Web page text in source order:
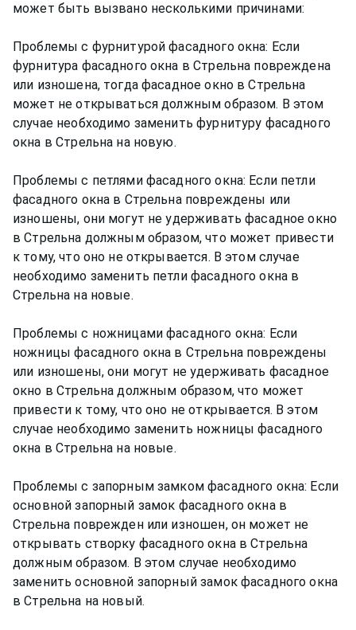
может быть вызвано несколькими причинами:
Проблемы с фурнитурой фасадного окна: Если
фурнитура фасадного окна в Стрельна повреждена
или изношена, тогда фасадное окно в Стрельна
может не открываться должным образом. В этом
случае необходимо заменить фурнитуру фасадного
окна в Стрельна на новую.
Проблемы с петлями фасадного окна: Если петли
фасадного окна в Стрельна повреждены или
изношены, они могут не удерживать фасадное окно
в Стрельна должным образом, что может привести
к тому, что оно не открывается. В этом случае
необходимо заменить петли фасадного окна в
Стрельна на новые.
Проблемы с ножницами фасадного окна: Если
ножницы фасадного окна в Стрельна повреждены
или изношены, они могут не удерживать фасадное
окно в Стрельна должным образом, что может
привести к тому, что оно не открывается. В этом
случае необходимо заменить ножницы фасадного
окна в Стрельна на новые.
Проблемы с запорным замком фасадного окна: Если
основной запорный замок фасадного окна в
Стрельна поврежден или изношен, он может не
открывать створку фасадного окна в Стрельна
должным образом. В этом случае необходимо
заменить основной запорный замок фасадного окна
в Стрельна на новый.